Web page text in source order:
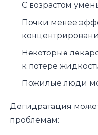
С возрастом
Почки менее
Некоторые
к потере
Пожилые люди
Дегидратация
проблемам: